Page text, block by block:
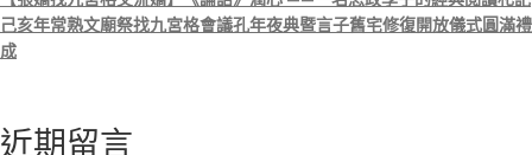
己亥年常熟文廟祭找九宮格會議孔年夜典暨言子舊宅修復開放儀式圓滿禮
成
近期留言